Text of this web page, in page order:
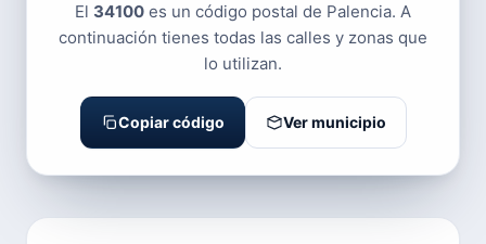
El 34100 es un código postal de Palencia. A
continuación tienes todas las calles y zonas que
lo utilizan.
Copiar código Ver municipio